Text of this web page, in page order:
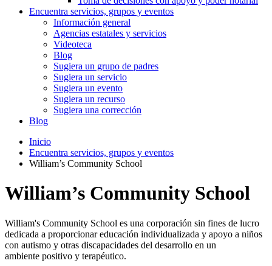
Encuentra servicios, grupos y eventos
Información general
Agencias estatales y servicios
Videoteca
Blog
Sugiera un grupo de padres
Sugiera un servicio
Sugiera un evento
Sugiera un recurso
Sugiera una corrección
Blog
Inicio
Encuentra servicios, grupos y eventos
William’s Community School
William’s Community School
William's Community School es una corporación sin fines de lucro
dedicada a proporcionar educación individualizada y apoyo a niños
con autismo y otras discapacidades del desarrollo en un
ambiente positivo y terapéutico.